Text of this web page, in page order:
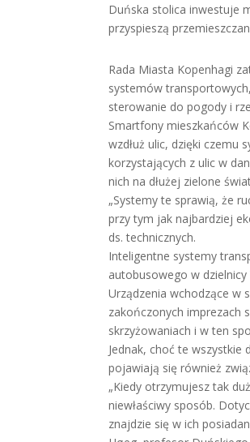
Duńska stolica inwestuje
przyspieszą
Rada Miasta Kopenhagi
systemów
sterowanie do pogody i
Smartfony mieszkańców
wzdłuż ulic, dzięki czemu
korzystających z ulic w
nich na dłużej zielone
„Systemy te sprawią, że
przy tym jak najbardziej
ds. technicznych.
Inteligentne systemy
autobusowego w
Urządzenia wchodzące w
zakończonych imprezach
skrzyżowaniach i w ten
Jednak, choć te
pojawiają się również
„Kiedy otrzymujesz tak
niewłaściwy sposób.
znajdzie się w ich